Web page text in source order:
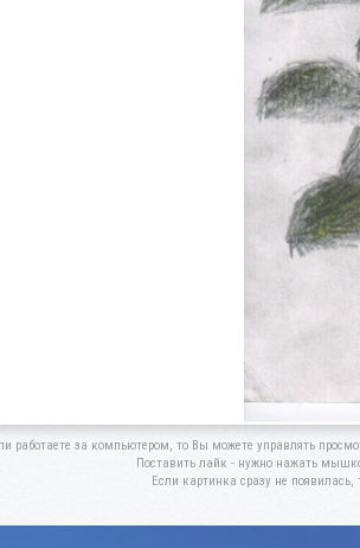
работаете за компьютером, то Вы можете управлять
Поставить лайк - нужно нажать
Если картинка сразу не появилась,